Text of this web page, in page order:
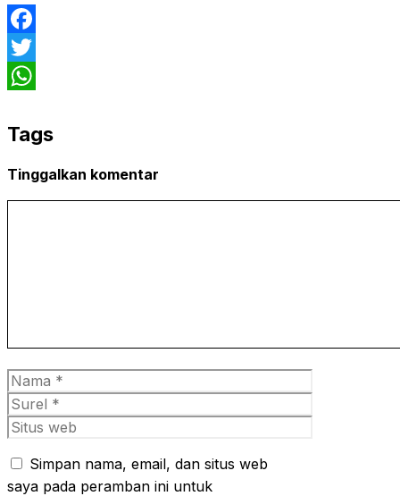
Facebook
Twitter
Tags
Tinggalkan komentar
Nama
Surel
Situs
Simpan nama, email, dan situs web
saya pada peramban ini untuk